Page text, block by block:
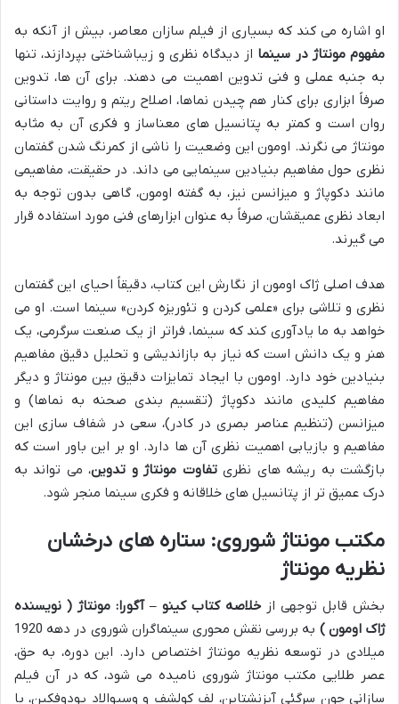
او اشاره می کند که بسیاری از فیلم سازان معاصر، بیش از آنکه به
مفهوم مونتاژ در سینما از دیدگاه نظری و زیباشناختی بپردازند، تنها
به جنبه عملی و فنی تدوین اهمیت می دهند. برای آن ها، تدوین
صرفاً ابزاری برای کنار هم چیدن نماها، اصلاح ریتم و روایت داستانی
روان است و کمتر به پتانسیل های معناساز و فکری آن به مثابه
مونتاژ می نگرند. اومون این وضعیت را ناشی از کمرنگ شدن گفتمان
نظری حول مفاهیم بنیادین سینمایی می داند. در حقیقت، مفاهیمی
مانند دکوپاژ و میزانسن نیز، به گفته اومون، گاهی بدون توجه به
ابعاد نظری عمیقشان، صرفاً به عنوان ابزارهای فنی مورد استفاده قرار
می گیرند.
هدف اصلی ژاک اومون از نگارش این کتاب، دقیقاً احیای این گفتمان
نظری و تلاشی برای «علمی کردن و تئوریزه کردن» سینما است. او می
خواهد به ما یادآوری کند که سینما، فراتر از یک صنعت سرگرمی، یک
هنر و یک دانش است که نیاز به بازاندیشی و تحلیل دقیق مفاهیم
بنیادین خود دارد. اومون با ایجاد تمایزات دقیق بین مونتاژ و دیگر
مفاهیم کلیدی مانند دکوپاژ (تقسیم بندی صحنه به نماها) و
میزانسن (تنظیم عناصر بصری در کادر)، سعی در شفاف سازی این
مفاهیم و بازیابی اهمیت نظری آن ها دارد. او بر این باور است که
بازگشت به ریشه های نظریتفاوت مونتاژ و تدوین، می تواند به
درک عمیق تر از پتانسیل های خلاقانه و فکری سینما منجر شود.
مکتب مونتاژ شوروی: ستاره های درخشان
نظریه مونتاژ
بخش قابل توجهی از خلاصه کتاب کینو – آگورا: مونتاژ ( نویسنده
ژاک اومون )
به بررسی نقش محوری سینماگران شوروی در دهه 1920
میلادی در توسعه نظریه مونتاژ اختصاص دارد. این دوره، به حق،
عصر طلایی مکتب مونتاژ شوروی نامیده می شود، که در آن فیلم
سازانی چون سرگئی آیزنشتاین، لف کولشف و وسیوالاد پودوفکین، با